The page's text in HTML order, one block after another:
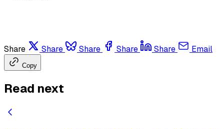
Share Share Share Share Share Email
Copy
Read next